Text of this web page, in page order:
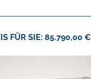
FÜR SIE: 85.790,00 €